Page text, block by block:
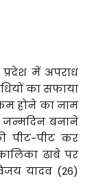
में अपराध
का सफाया
होने का नाम
जन्मदिन बनाने
पीट-पीट कर
ढाबे पर
यादव (26)